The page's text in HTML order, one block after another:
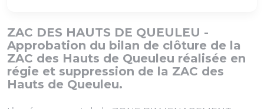
ZAC DES HAUTS DE QUEULEU -
Approbation du bilan de clôture de la
ZAC des Hauts de Queuleu réalisée en
régie et suppression de la ZAC des
Hauts de Queuleu.